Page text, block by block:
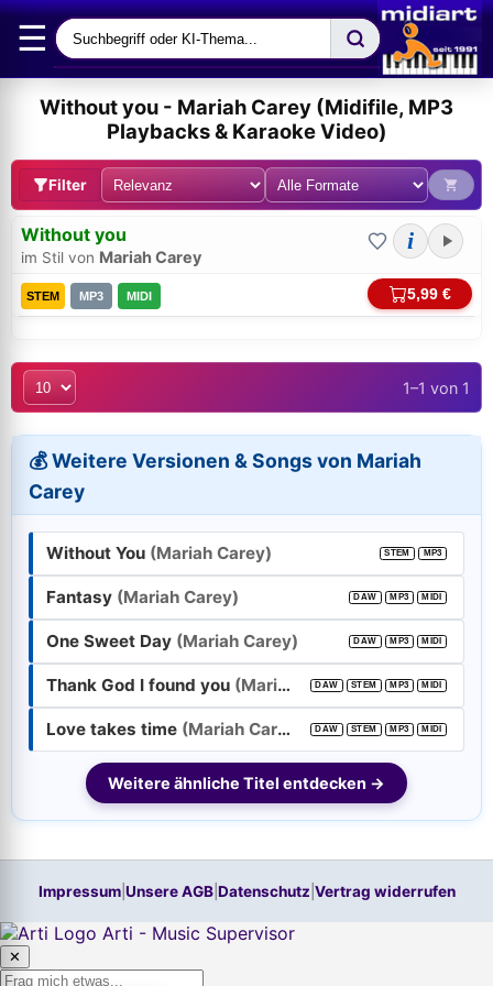
☰
Without you - Mariah Carey (Midifile, MP3
Playbacks & Karaoke Video)
Filter
Without you
im Stil von Mariah Carey
i
STEM MP3 MIDI 5,99 €
1–1 von 1
💰 Weitere Versionen & Songs von Mariah
Carey
Without You (Mariah Carey) STEM MP3
Fantasy (Mariah Carey) DAW MP3 MIDI
One Sweet Day (Mariah Carey) DAW MP3 MIDI
Thank God I found you (Mariah Carey) DAW STEM MP3 MIDI
Love takes time (Mariah Carey) DAW STEM MP3 MIDI
Weitere ähnliche Titel entdecken →
Impressum| Unsere AGB| Datenschutz Vertrag widerrufen
Arti - Music Supervisor
✕
Bei midi.de anmelden
Sicherer Login für Ihre Bestellungen & Downloads
E-Mail-Adresse:
Passwort:
Weiter
Trage bitte vorher Deine E-Mail-Adresse in das Feld oben ein.
Hilfe, ich habe meinPasswortvergessen!
Neu hier? Jetzt kostenloses Konto anlegen